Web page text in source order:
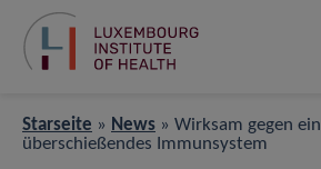
Starseite » News » Wirksam gegen ein
überschießendes Immunsystem